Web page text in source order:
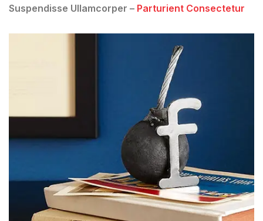
Suspendisse Ullamcorper – Parturient Consectetur